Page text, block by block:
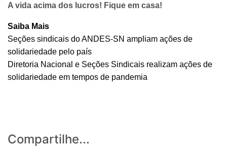
A vida acima dos lucros! Fique em casa!
Saiba Mais
Seções sindicais do ANDES-SN ampliam ações de
solidariedade pelo país
Diretoria Nacional e Seções Sindicais realizam ações de
solidariedade em tempos de pandemia
Compartilhe...